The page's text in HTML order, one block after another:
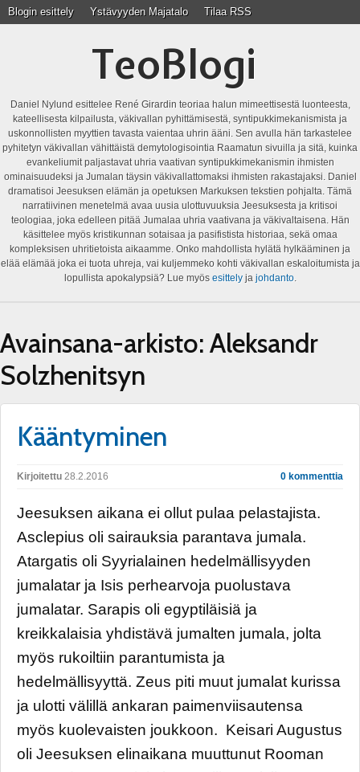
Blogin esittely Ystävyyden Majatalo Tilaa RSS
TeoBlogi
Daniel Nylund esittelee René Girardin teoriaa halun mimeettisestä luonteesta,
kateellisesta kilpailusta, väkivallan pyhittämisestä, syntipukkimekanismista ja
uskonnollisten myyttien tavasta vaientaa uhrin ääni. Sen avulla hän tarkastelee
pyhitetyn väkivallan vähittäistä demytologisointia Raamatun sivuilla ja sitä, kuinka
evankeliumit paljastavat uhria vaativan syntipukkimekanismin ihmisten
ominaisuudeksi ja Jumalan täysin väkivallattomaksi ihmisten rakastajaksi. Daniel
dramatisoi Jeesuksen elämän ja opetuksen Markuksen tekstien pohjalta. Tämä
narratiivinen menetelmä avaa uusia ulottuvuuksia Jeesuksesta ja kritisoi
teologiaa, joka edelleen pitää Jumalaa uhria vaativana ja väkivaltaisena. Hän
käsittelee myös kristikunnan sotaisaa ja pasifistista historiaa, sekä omaa
kompleksisen uhritietoista aikaamme. Onko mahdollista hylätä hylkääminen ja
elää elämää joka ei tuota uhreja, vai kuljemmeko kohti väkivallan eskaloitumista ja
lopullista apokalypsiä? Lue myös esittelyja johdanto.
Avainsana-arkisto: Aleksandr
Solzhenitsyn
Kääntyminen
Kirjoitettu 28.2.2016 0 kommenttia
Jeesuksen aikana ei ollut pulaa pelastajista.
Asclepius oli sairauksia parantava jumala.
Atargatis oli Syyrialainen hedelmällisyyden
jumalatar ja Isis perhearvoja puolustava
jumalatar. Sarapis oli egyptiläisiä ja
kreikkalaisia yhdistävä jumalten jumala, jolta
myös rukoiltiin parantumista ja
hedelmällisyyttä. Zeus piti muut jumalat kurissa
ja ulotti välillä ankaran paimenviisautensa
myös kuolevaisten joukkoon. Keisari Augustus
oli Jeesuksen elinaikana muuttunut Rooman